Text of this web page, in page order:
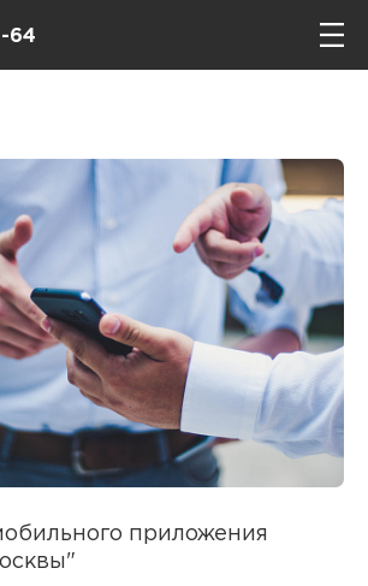
64
приложения